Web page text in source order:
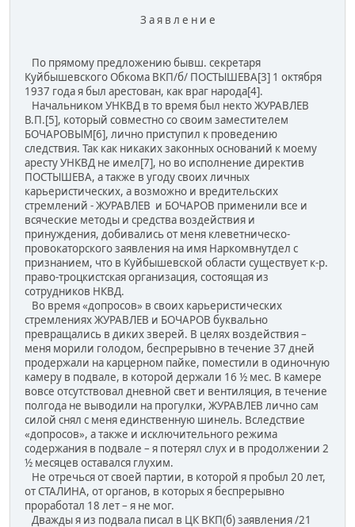
З а я в л е н и е
По прямому предложению бывш. секретаря
Куйбышевского Обкома ВКП/б/ ПОСТЫШЕВА[3] 1 октября
1937 года я был арестован, как враг народа[4].
Начальником УНКВД в то время был некто ЖУРАВЛЕВ
В.П.[5], который совместно со своим заместителем
БОЧАРОВЫМ[6], лично приступил к проведению
следствия. Так как никаких законных оснований к моему
аресту УНКВД не имел[7], но во исполнение директив
ПОСТЫШЕВА, а также в угоду своих личных
карьеристических, а возможно и вредительских
стремлений - ЖУРАВЛЕВ и БОЧАРОВ применили все и
всяческие методы и средства воздействия и
принуждения, добивались от меня клеветническо-
провокаторского заявления на имя Наркомвнутдел с
признанием, что в Куйбышевской области существует к-р.
право-троцкистская организация, состоящая из
сотрудников НКВД.
Во время «допросов» в своих карьеристических
стремлениях ЖУРАВЛЕВ и БОЧАРОВ буквально
превращались в диких зверей. В целях воздействия –
меня морили голодом, беспрерывно в течение 37 дней
продержали на карцерном пайке, поместили в одиночную
камеру в подвале, в которой держали 16 ½ мес. В камере
вовсе отсутствовал дневной свет и вентиляция, в течение
полгода не выводили на прогулки, ЖУРАВЛЕВ лично сам
силой снял с меня единственную шинель. Вследствие
«допросов», а также и исключительного режима
содержания в подвале – я потерял слух и в продолжении 2
½ месяцев оставался глухим.
Не отречься от своей партии, в которой я пробыл 20 лет,
от СТАЛИНА, от органов, в которых я беспрерывно
проработал 18 лет – я не мог.
Дважды я из подвала писал в ЦК ВКП(б) заявления /21